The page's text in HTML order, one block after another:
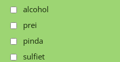
alcohol
prei
pinda
sulfiet